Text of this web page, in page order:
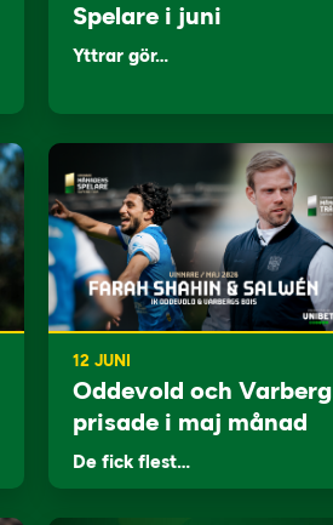
Spelare i juni
Yttrar gör…
12 JUNI
Oddevold och Varberg
prisade i maj månad
De fick flest…